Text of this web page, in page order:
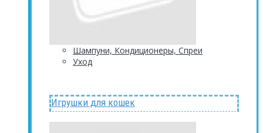
Шампуни, Кондиционеры, Спреи
Уход
Игрушки для кошек